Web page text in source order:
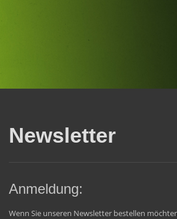
Newsletter
Anmeldung:
Wenn Sie unseren Newsletter bestellen